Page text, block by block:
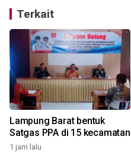
Terkait
Lampung Barat bentuk
Satgas PPA di 15 kecamatan
1 jam lalu